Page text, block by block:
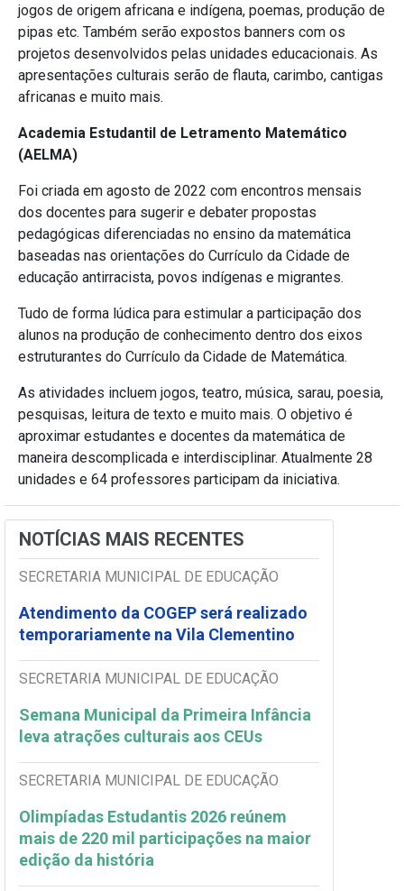
jogos de origem africana e indígena, poemas, produção de
pipas etc. Também serão expostos banners com os
projetos desenvolvidos pelas unidades educacionais. As
apresentações culturais serão de flauta, carimbo, cantigas
africanas e muito mais.
Academia Estudantil de Letramento Matemático
(AELMA)
Foi criada em agosto de 2022 com encontros mensais
dos docentes para sugerir e debater propostas
pedagógicas diferenciadas no ensino da matemática
baseadas nas orientações do Currículo da Cidade de
educação antirracista, povos indígenas e migrantes.
Tudo de forma lúdica para estimular a participação dos
alunos na produção de conhecimento dentro dos eixos
estruturantes do Currículo da Cidade de Matemática.
As atividades incluem jogos, teatro, música, sarau, poesia,
pesquisas, leitura de texto e muito mais. O objetivo é
aproximar estudantes e docentes da matemática de
maneira descomplicada e interdisciplinar. Atualmente 28
unidades e 64 professores participam da iniciativa.
NOTÍCIAS MAIS RECENTES
SECRETARIA MUNICIPAL DE EDUCAÇÃO
Atendimento da COGEP será realizado
temporariamente na Vila Clementino
SECRETARIA MUNICIPAL DE EDUCAÇÃO
Semana Municipal da Primeira Infância
leva atrações culturais aos CEUs
SECRETARIA MUNICIPAL DE EDUCAÇÃO
Olimpíadas Estudantis 2026 reúnem
mais de 220 mil participações na maior
edição da história